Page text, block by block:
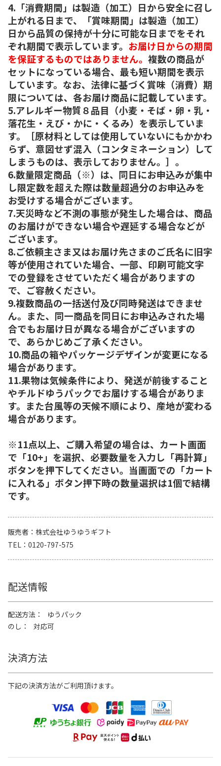
4.「消費期間」は製造（加工）日から安全に召し
上がれる日まで、「賞味期間」は製造（加工）
日から品質の保持が十分に可能な日までをそれ
ぞれ期間で表示しています。 お届け日からの期間
を保証するものではありません。 複数の商品が
セットになっている場合、最も短い期間を表示
しています。なお、法律に基づく賞味（消費）期
限については、各お届け商品に記載しています。
5.アレルギー物質８品目（小麦・そば・卵・乳・
落花生・えび・かに・くるみ）を表示していま
す。［原材料としては使用していないにもかかわ
らず、意図せず混入（コンタミネーション）して
しまうものは、表示しておりません。］。
6.数量限定商品（※）は、同日にお申込みが集中
し限定数を超えた際は数量超過分のお申込みを
お受けする場合がございます。
7.天災時など不測の事態が発生した場合は、商品
のお届けができない場合や遅延する場合などが
ございます。
8.ご依頼主さま又はお届け先さまのご氏名に旧字
等が使用されていた場合、一部、印刷可能文字
での登録をさせていただく場合がありますの
で、ご容赦ください。
9.複数商品の一括送付及び同時発送はできませ
ん。また、同一商品を同日にお申込みされた場
合でもお届け日が異なる場合がございますの
で、あらかじめご了承ください。
10.商品の箱やパッケージデザインが変更になる
場合があります。
11.果物は気候条件により、発送が前後すること
やチルドゆうパックでお届けする場合がありま
す。また台風等の天候不順により、産地が変わる
場合があります。
※11点以上、ご購入希望の場合は、カート画面
で「10+」を選択、必要数量を入力し「再計算」
ボタンを押下してください。当画面での「カート
に入れる」ボタン押下時の数量選択は1個で結構
です。
販売者
株式会社ゆうゆうギフト
TEL
0120-797-575
配送情報
配送方法
ゆうパック
のし
対応可
決済方法
下記の決済方法がご利用頂けます。